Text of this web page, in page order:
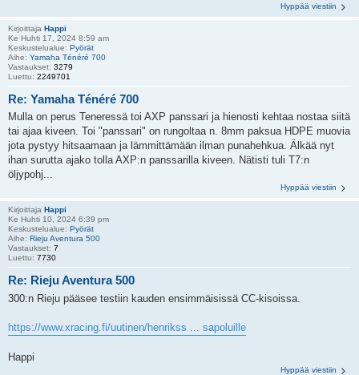
Hyppää viestiin
Kirjoittaja Happi
Ke Huhti 17, 2024 8:59 am
Keskustelualue: Pyörät
Aihe: Yamaha Ténéré 700
Vastaukset: 3279
Luettu: 2249701
Re: Yamaha Ténéré 700
Mulla on perus Teneressä toi AXP panssari ja hienosti kehtaa nostaa siitä
tai ajaa kiveen. Toi "panssari" on rungoltaa n. 8mm paksua HDPE muovia
jota pystyy hitsaamaan ja lämmittämään ilman punahehkua. Älkää nyt
ihan surutta ajako tolla AXP:n panssarilla kiveen. Nätisti tuli T7:n
öljypohj...
Hyppää viestiin
Kirjoittaja Happi
Ke Huhti 10, 2024 6:39 pm
Keskustelualue: Pyörät
Aihe: Rieju Aventura 500
Vastaukset: 7
Luettu: 7730
Re: Rieju Aventura 500
300:n Rieju pääsee testiin kauden ensimmäisissä CC-kisoissa.
https://www.xracing.fi/uutinen/henrikss ... sapoluille
Happi
Hyppää viestiin